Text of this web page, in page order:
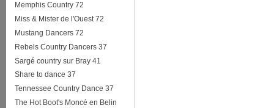
Memphis Country 72
Miss & Mister de l'Ouest 72
Mustang Dancers 72
Rebels Country Dancers 37
Sargé country sur Bray 41
Share to dance 37
Tennessee Country Dance 37
The Hot Boot's Moncé en Belin